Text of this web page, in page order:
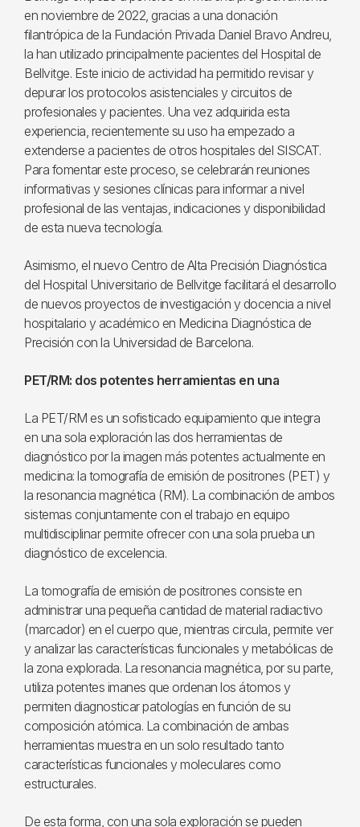
en noviembre de 2022, gracias a una donación
filantrópica de la Fundación Privada Daniel Bravo Andreu,
la han utilizado principalmente pacientes del Hospital de
Bellvitge. Este inicio de actividad ha permitido revisar y
depurar los protocolos asistenciales y circuitos de
profesionales y pacientes. Una vez adquirida esta
experiencia, recientemente su uso ha empezado a
extenderse a pacientes de otros hospitales del SISCAT.
Para fomentar este proceso, se celebrarán reuniones
informativas y sesiones clínicas para informar a nivel
profesional de las ventajas, indicaciones y disponibilidad
de esta nueva tecnología.
Asimismo, el nuevo Centro de Alta Precisión Diagnóstica
del Hospital Universitario de Bellvitge facilitará el desarrollo
de nuevos proyectos de investigación y docencia a nivel
hospitalario y académico en Medicina Diagnóstica de
Precisión con la Universidad de Barcelona.
PET/RM: dos potentes herramientas en una
La PET/RM es un sofisticado equipamiento que integra
en una sola exploración las dos herramientas de
diagnóstico por la imagen más potentes actualmente en
medicina: la tomografía de emisión de positrones (PET) y
la resonancia magnética (RM). La combinación de ambos
sistemas conjuntamente con el trabajo en equipo
multidisciplinar permite ofrecer con una sola prueba un
diagnóstico de excelencia.
La tomografía de emisión de positrones consiste en
administrar una pequeña cantidad de material radiactivo
(marcador) en el cuerpo que, mientras circula, permite ver
y analizar las características funcionales y metabólicas de
la zona explorada. La resonancia magnética, por su parte,
utiliza potentes imanes que ordenan los átomos y
permiten diagnosticar patologías en función de su
composición atómica. La combinación de ambas
herramientas muestra en un solo resultado tanto
características funcionales y moleculares como
estructurales.
De esta forma, con una sola exploración se pueden